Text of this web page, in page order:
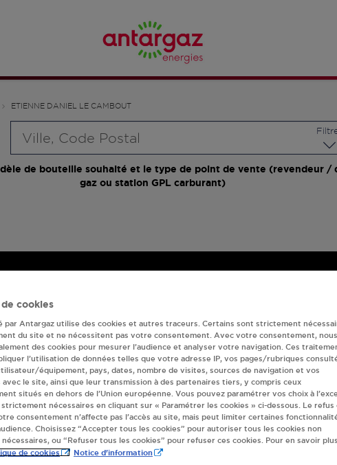
ETIENNE DANIEL LE CAMBOUT
de bouteille souhaité et le type de point de vente (revendeur
gaz ou station GPL carburant)
cookies
par Antargaz utilise des cookies et autres traceurs. Certains sont strictement
du site et ne nécessitent pas votre consentement. Avec votre consentement, nous
des cookies pour mesurer l’audience et analyser votre navigation. Ces
l’utilisation de données telles que votre adresse IP, vos pages/rubriques
équipement, pays, dates, nombre de visites, sources de navigation et vos
le site, ainsi que leur transmission à des partenaires tiers, y compris ceux
situés en dehors de l’Union européenne. Vous pouvez paramétrer vos choix à
strictement nécessaires en cliquant sur « Paramétrer les cookies » ci-dessous. Le refus
consentement n’affecte pas l’accès au site, mais peut limiter certaines
Choisissez “Accepter tous les cookies” pour autoriser tous les cookies non
ou “Refuser tous les cookies” pour refuser ces cookies. Pour en savoir
de cookies Notice d'information